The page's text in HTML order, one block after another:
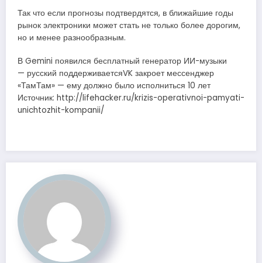
Так что если прогнозы подтвердятся, в ближайшие годы
рынок электроники может стать не только более дорогим,
но и менее разнообразным.
В Gemini появился бесплатный генератор ИИ-музыки
— русский поддерживаетсяVK закроет мессенджер
«ТамТам» — ему должно было исполниться 10 лет
Источник: http://lifehacker.ru/krizis-operativnoi-pamyati-
unichtozhit-kompanii/